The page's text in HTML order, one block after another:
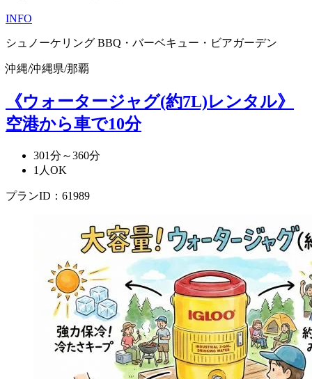
INFO
シュノーケリング BBQ・バーベキュー・ビアガーデン
沖縄/沖縄県/那覇
《ウォータージャグ(約7L)レンタル》
空港から車で10分
301分～360分
1人OK
プランID：61989